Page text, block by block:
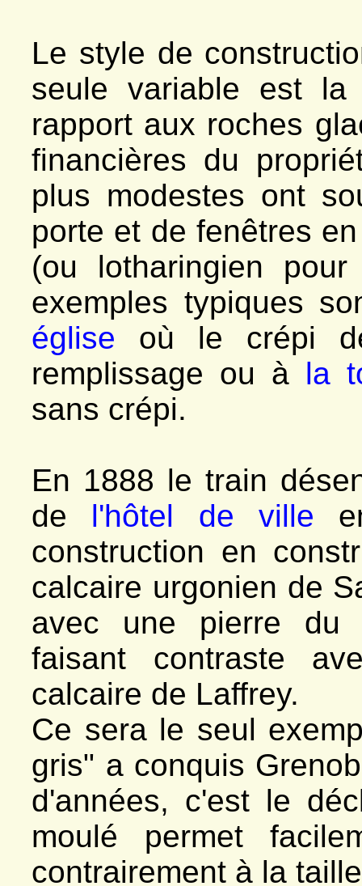
Le style de
seule variable est la
rapport aux roches
financières du
plus modestes ont
porte et de fenêtres
(ou lotharingien
exemples typiques
église où le crépi
remplissage ou à la
sans crépi.
En 1888 le train
de l'hôtel de ville
construction en
calcaire urgonien de
avec une pierre du
faisant contraste
calcaire de Laffrey.
Ce sera le seul
gris" a conquis
d'années, c'est le
moulé permet
contrairement à la